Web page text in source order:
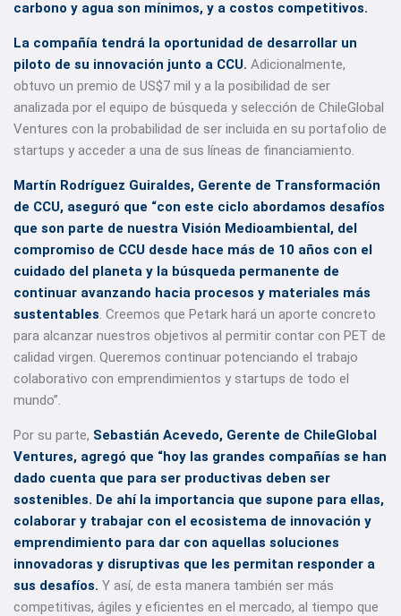
carbono y agua son mínimos, y a costos competitivos.
La compañía tendrá la oportunidad de desarrollar un
piloto de su innovación junto a CCU. Adicionalmente,
obtuvo un premio de US$7 mil y a la posibilidad de ser
analizada por el equipo de búsqueda y selección de ChileGlobal
Ventures con la probabilidad de ser incluida en su portafolio de
startups y acceder a una de sus líneas de financiamiento.
Martín Rodríguez Guiraldes, Gerente de Transformación
de CCU, aseguró que “con este ciclo abordamos desafíos
que son parte de nuestra Visión Medioambiental, del
compromiso de CCU desde hace más de 10 años con el
cuidado del planeta y la búsqueda permanente de
continuar avanzando hacia procesos y materiales más
sustentables. Creemos que Petark hará un aporte concreto
para alcanzar nuestros objetivos al permitir contar con PET de
calidad virgen. Queremos continuar potenciando el trabajo
colaborativo con emprendimientos y startups de todo el
mundo”.
Por su parte, Sebastián Acevedo, Gerente de ChileGlobal
Ventures, agregó que “hoy las grandes compañías se han
dado cuenta que para ser productivas deben ser
sostenibles. De ahí la importancia que supone para ellas,
colaborar y trabajar con el ecosistema de innovación y
emprendimiento para dar con aquellas soluciones
innovadoras y disruptivas que les permitan responder a
sus desafíos. Y así, de esta manera también ser más
competitivas, ágiles y eficientes en el mercado, al tiempo que